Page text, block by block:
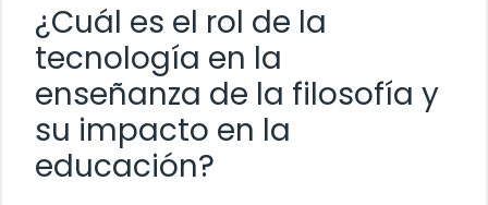
¿Cuál es el rol de la
tecnología en la
enseñanza de la filosofía y
su impacto en la
educación?